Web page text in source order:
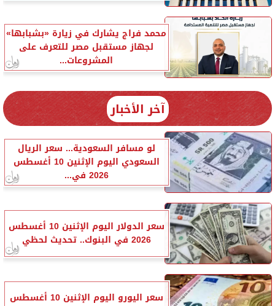
محمد فراج يشارك في زيارة «بشبابها»
لجهاز مستقبل مصر للتعرف على
المشروعات...
آخر الأخبار
لو مسافر السعودية... سعر الريال
السعودي اليوم الإثنين 10 أغسطس
2026 في...
سعر الدولار اليوم الإثنين 10 أغسطس
2026 في البنوك.. تحديث لحظي
سعر اليورو اليوم الإثنين 10 أغسطس